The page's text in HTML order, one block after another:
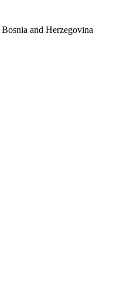
Bosnia and Herzegovina